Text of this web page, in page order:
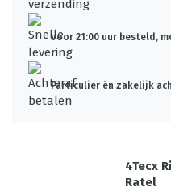
Voor 21:00 uur besteld,
Particulier én zakelijk
4Tecx
Ratel